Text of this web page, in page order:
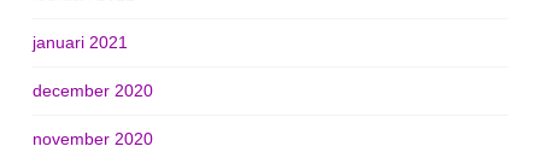
januari 2021
december 2020
november 2020